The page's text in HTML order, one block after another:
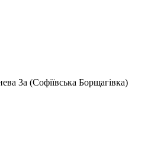
3а (Софіївська Борщагівка)